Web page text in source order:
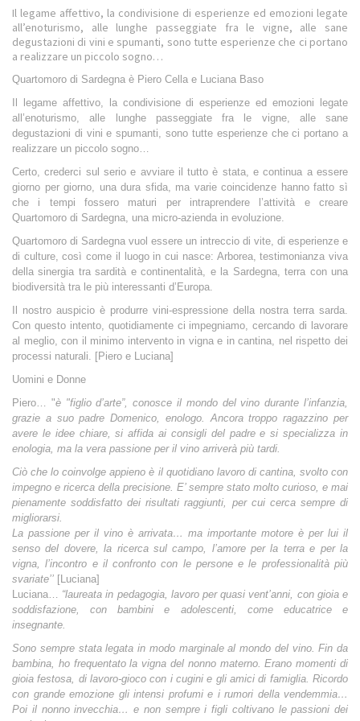
Il legame affettivo, la condivisione di esperienze ed emozioni legate
all’enoturismo, alle lunghe passeggiate fra le vigne, alle sane
degustazioni di vini e spumanti, sono tutte esperienze che ci portano
a realizzare un piccolo sogno…
Quartomoro di Sardegna è Piero Cella e Luciana Baso
Il legame affettivo, la condivisione di esperienze ed emozioni legate
all’enoturismo, alle lunghe passeggiate fra le vigne, alle sane
degustazioni di vini e spumanti, sono tutte esperienze che ci portano a
realizzare un piccolo sogno…
Certo, crederci sul serio e avviare il tutto è stata, e continua a essere
giorno per giorno, una dura sfida, ma varie coincidenze hanno fatto sì
che i tempi fossero maturi per intraprendere l’attività e creare
Quartomoro di Sardegna, una micro-azienda in evoluzione.
Quartomoro di Sardegna vuol essere un intreccio di vite, di esperienze e
di culture, così come il luogo in cui nasce: Arborea, testimonianza viva
della sinergia tra sardità e continentalità, e la Sardegna, terra con una
biodiversità tra le più interessanti d’Europa.
Il nostro auspicio è produrre vini-espressione della nostra terra sarda.
Con questo intento, quotidiamente ci impegniamo, cercando di lavorare
al meglio, con il minimo intervento in vigna e in cantina, nel rispetto dei
processi naturali. [Piero e Luciana]
Uomini e Donne
Piero…
"è "figlio d’arte”, conosce il mondo del vino durante l’infanzia,
grazie a suo padre Domenico, enologo. Ancora troppo ragazzino per
avere le idee chiare, si affida ai consigli del padre e si specializza in
enologia, ma la vera passione per il vino arriverà più tardi.
Ciò che lo coinvolge appieno è il quotidiano lavoro di cantina, svolto con
impegno e ricerca della precisione. E’ sempre stato molto curioso, e mai
pienamente soddisfatto dei risultati raggiunti, per cui cerca sempre di
migliorarsi.
La passione per il vino è arrivata… ma importante motore è per lui il
senso del dovere, la ricerca sul campo, l’amore per la terra e per la
vigna, l’incontro e il confronto con le persone e le professionalità più
svariate’’ [Luciana]
Luciana…
“laureata in pedagogia, lavoro per quasi vent’anni, con gioia e
soddisfazione, con bambini e adolescenti, come educatrice e
insegnante.
Sono sempre stata legata in modo marginale al mondo del vino. Fin da
bambina, ho frequentato la vigna del nonno materno. Erano momenti di
gioia festosa, di lavoro-gioco con i cugini e gli amici di famiglia. Ricordo
con grande emozione gli intensi profumi e i rumori della vendemmia…
Poi il nonno invecchia… e non sempre i figli coltivano le passioni dei